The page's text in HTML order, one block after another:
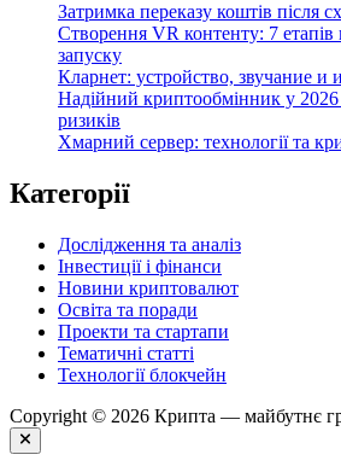
Затримка переказу коштів після
Створення VR контенту: 7 етапів
запуску
Кларнет: устройство, звучание и
Надійний криптообмінник у 2026
ризиків
Хмарний сервер: технології та
Категорії
Дослідження та аналіз
Інвестиції і фінанси
Новини криптовалют
Освіта та поради
Проекти та стартапи
Тематичні статті
Технології блокчейн
Copyright © 2026 Крипта — майбутнє
Close